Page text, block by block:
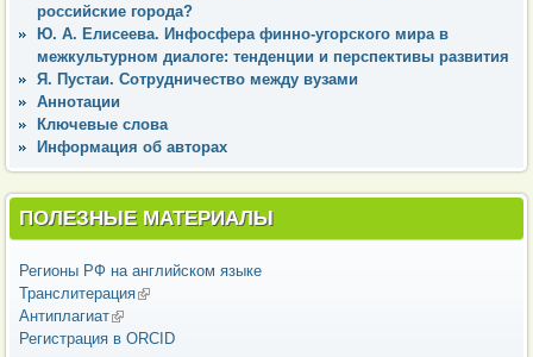
российские города?
Ю. А. Елисеева. Инфосфера финно-угорского мира в
межкультурном диалоге: тенденции и перспективы развития
Я. Пустаи. Сотрудничество между вузами
Аннотации
Ключевые слова
Информация об авторах
ПОЛЕЗНЫЕ МАТЕРИАЛЫ
Регионы РФ на английском языке
Транслитерация(внешняя ссылка)
Антиплагиат(внешняя ссылка)
Регистрация в ORCID